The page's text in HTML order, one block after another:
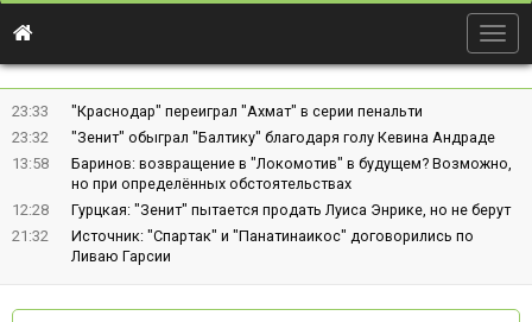
23:33
"Краснодар" переиграл "Ахмат" в серии пенальти
23:32
"Зенит" обыграл "Балтику" благодаря голу Кевина Андраде
13:58
Баринов: возвращение в "Локомотив" в будущем? Возможно,
но при определённых обстоятельствах
12:28
Гурцкая: "Зенит" пытается продать Луиса Энрике, но не берут
21:32
Источник: "Спартак" и "Панатинаикос" договорились по
Ливаю Гарсии